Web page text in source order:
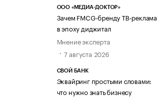
ООО «МЕДИА-ДОКТОР»
Зачем FMCG-бренду ТВ-реклама
в эпоху диджитал
Мнение эксперта
7 августа 2026
СВОЙ БАНК
Эквайринг простыми словами:
что нужно знать бизнесу